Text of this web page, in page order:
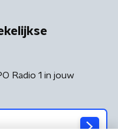
Radio 1 in jouw